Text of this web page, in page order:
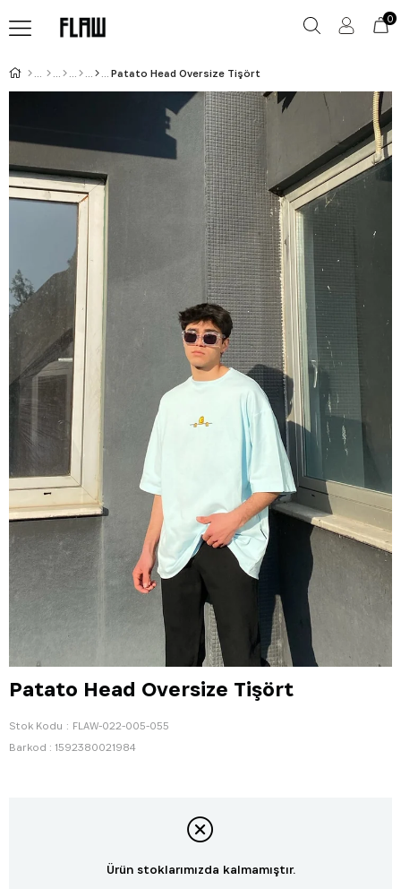
0
Patato Head Oversize Tişört
Patato Head Oversize Tişört
Stok Kodu
FLAW-022-005-055
Barkod : 1592380021984
Ürün stoklarımızda kalmamıştır.